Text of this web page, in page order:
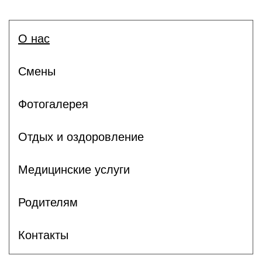
О нас
Смены
Фотогалерея
Отдых и оздоровление
Медицинские услуги
Родителям
Контакты